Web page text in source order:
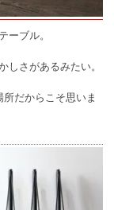
ーブル。
しさがあるみたい。
だからこそ思いま